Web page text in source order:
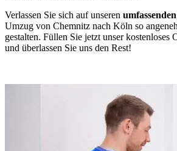
Verlassen Sie sich auf unseren
Umzug von Chemnitz nach Köln so
gestalten. Füllen Sie jetzt unser kostenloses
und überlassen Sie uns den Rest!